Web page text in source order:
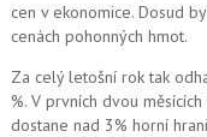
cen v ekonomice. Dosud
cenách pohonných hmot.
Za celý letošní rok tak
%. V prvních dvou
dostane nad 3% horní